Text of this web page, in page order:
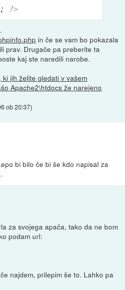
?>
in če se vam bo pokazala
prav. Drugače pa preberite ta
kaj ste naredili narobe.
jih želite gledati v vašem
Apache2\htdocs že narejeno
ob 20:37)
bi bilo če bi še kdo napisal za
za svojega apača, tako da ne bom
podam url:
najdem, prilepim še to. Lahko pa